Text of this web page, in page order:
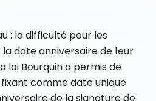
: la difficulté pour les
date anniversaire de leur
loi Bourquin a permis de
comme date unique